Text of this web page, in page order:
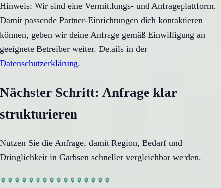
Hinweis: Wir sind eine Vermittlungs- und Anfrageplattform.
Damit passende Partner-Einrichtungen dich kontaktieren
können, geben wir deine Anfrage gemäß Einwilligung an
geeignete Betreiber weiter. Details in der
Datenschutzerklärung.
Nächster Schritt: Anfrage klar
strukturieren
Nutzen Sie die Anfrage, damit Region, Bedarf und
Dringlichkeit in Garbsen schneller vergleichbar werden.